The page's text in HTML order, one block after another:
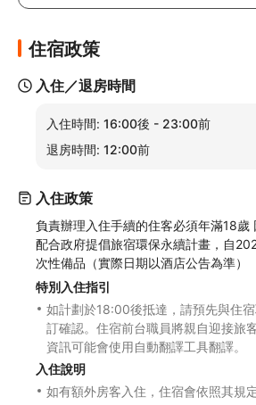
住宿政策
入住／退房時間
入住時間: 16:00後 - 23:00前
退房時間: 12:00前
入住政策
負責辦理入住手續的住客必須年滿18歲
配合政府提倡旅宿環保永續計畫，自
次性備品（實際日期以酒店公告為準）
特別入住指引
如計劃於18:00後抵達，請預先與住
訂確認。住宿前台職員將親自迎接旅
資訊可能會使用自動翻譯工具翻譯。
入住說明
如有額外房客入住，住宿會依照其規定